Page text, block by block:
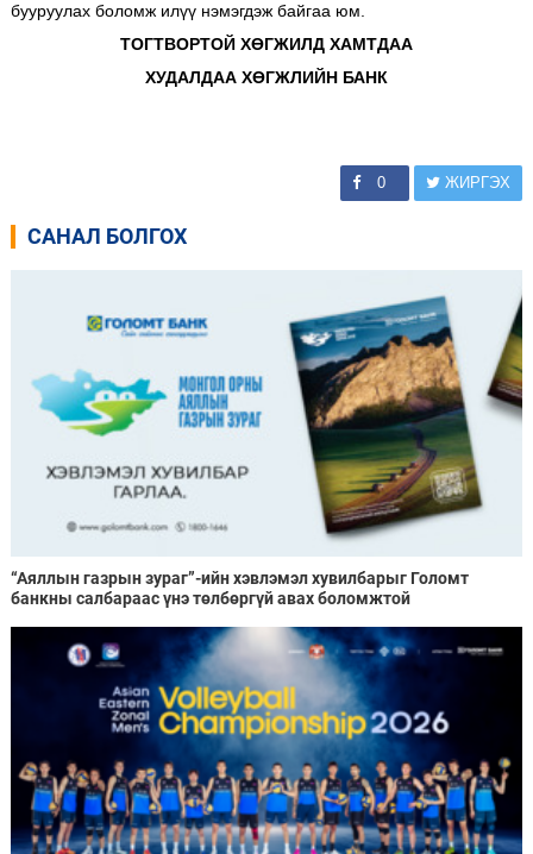
бууруулах боломж илүү нэмэгдэж байгаа юм.
ТОГТВОРТОЙ ХӨГЖИЛД ХАМТДАА
ХУДАЛДАА ХӨГЖЛИЙН БАНК
0 ЖИРГЭХ
САНАЛ БОЛГОХ
“Аяллын газрын зураг”-ийн хэвлэмэл хувилбарыг Голомт
банкны салбараас үнэ төлбөргүй авах боломжтой